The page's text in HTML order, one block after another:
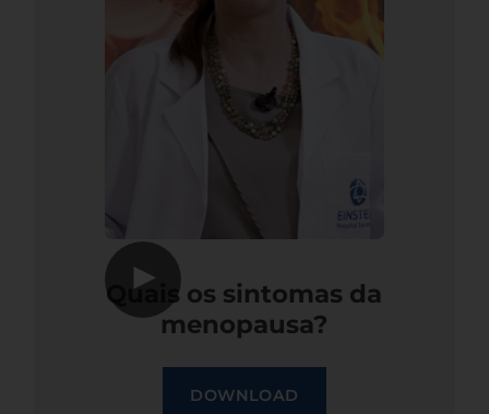
▶
Quais os sintomas da
menopausa?
DOWNLOAD